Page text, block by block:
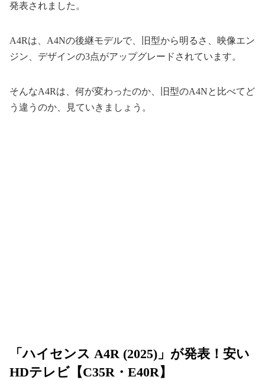
発表されました。
A4Rは、A4Nの後継モデルで、旧型から明るさ、映像エン
ジン、デザインの3点がアップグレードされています。
そんなA4Rは、何が変わったのか、旧型のA4Nと比べてど
う違うのか、見ていきましょう。
「ハイセンス A4R (2025)」が発表！安い
HDテレビ【C35R・E40R】